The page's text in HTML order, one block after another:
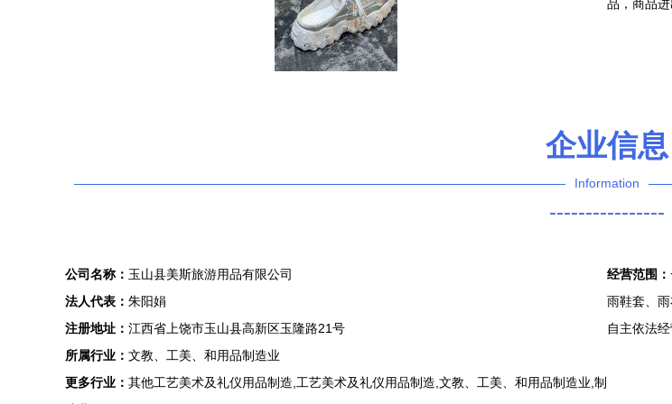
品，商品
企业信息
Information
----------------
公司名称： 玉山县美斯旅游用品有限公司
法人代表： 朱阳娟
注册地址： 江西省上饶市玉山县高新区玉隆路21号
所属行业： 文教、工美、和用品制造业
更多行业： 其他工艺美术及礼仪用品制造,工艺美术及礼仪用品制造,文教、工美、和用品制造业,制
经营范围：
雨鞋套、
自主依法